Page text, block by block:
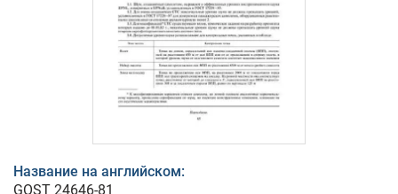
Название на английском:
GOST 24646-81